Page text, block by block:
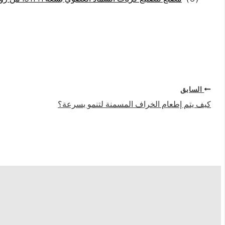
السابق
كيف يتم إطعام الخراف المسمنة لتنمو بسرعة؟